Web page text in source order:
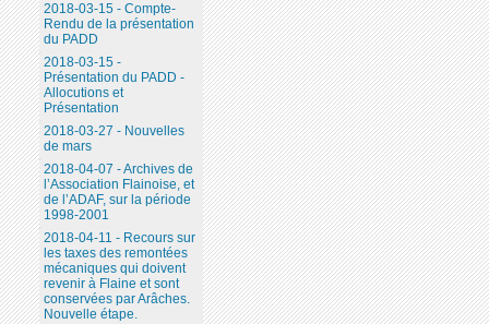
2018-03-15 - Compte-
Rendu de la présentation
du PADD
2018-03-15 -
Présentation du PADD -
Allocutions et
Présentation
2018-03-27 - Nouvelles
de mars
2018-04-07 - Archives de
l’Association Flainoise, et
de l’ADAF, sur la période
1998-2001
2018-04-11 - Recours sur
les taxes des remontées
mécaniques qui doivent
revenir à Flaine et sont
conservées par Arâches.
Nouvelle étape.